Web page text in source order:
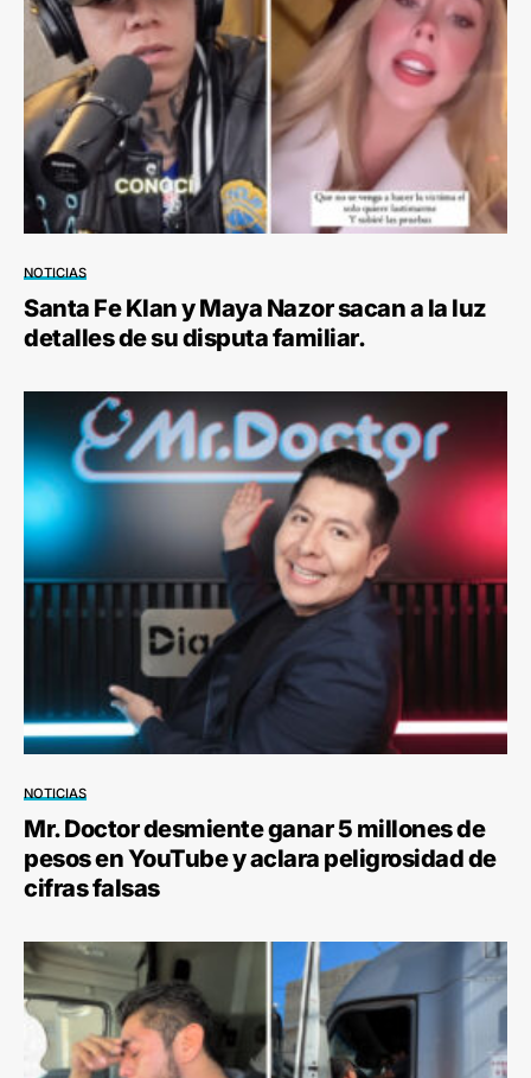
NOTICIAS
Santa Fe Klan y Maya Nazor sacan a la luz
detalles de su disputa familiar.
NOTICIAS
Mr. Doctor desmiente ganar 5 millones de
pesos en YouTube y aclara peligrosidad de
cifras falsas